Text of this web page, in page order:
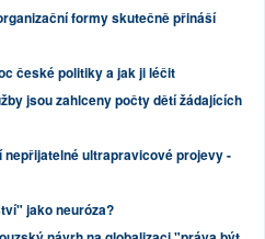
formy skutečně přináší
české politiky a jak ji léčit
jsou zahlceny počty dětí žádajících
nepřijatelné ultrapravicové projevy -
jako neuróza?